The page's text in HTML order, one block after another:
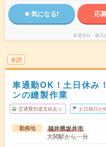
気になる! 応
派遣会社 株式
未読
車通勤OK！土日休み
ンの縫製作業
交通費別途支給あり 土日祝日が
勤務地 福井県坂井市
大関駅から---分